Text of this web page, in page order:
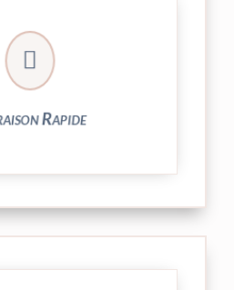

Rapide
est expédiée sous
livrée par Colissimo.